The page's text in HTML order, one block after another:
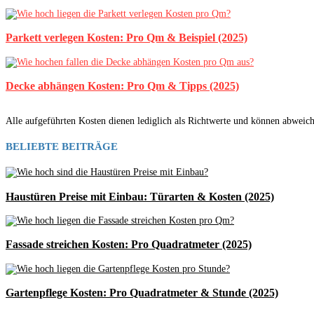
Parkett verlegen Kosten: Pro Qm & Beispiel (2025)
Decke abhängen Kosten: Pro Qm & Tipps (2025)
Alle aufgeführten Kosten dienen lediglich als Richtwerte und können
BELIEBTE BEITRÄGE
Haustüren Preise mit Einbau: Türarten & Kosten (2025)
Fassade streichen Kosten: Pro Quadratmeter (2025)
Gartenpflege Kosten: Pro Quadratmeter & Stunde (2025)